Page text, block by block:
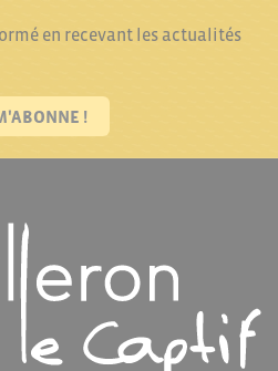
en recevant les actualités
!